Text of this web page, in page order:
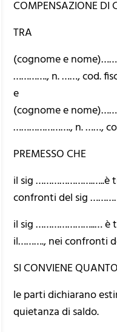
COMPENSAZIONE DI
TRA
(cognome e
…………., n. ……, cod.
e
(cognome e
…………………., n. ……,
PREMESSO CHE
il sig ………………….…..è
confronti del sig
il sig …………………..… è
il………., nei
SI CONVIENE
le parti dichiarano
quietanza di saldo.